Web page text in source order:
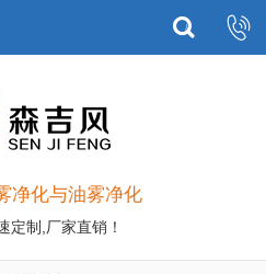
净化与油雾净化
定制,厂家直销！